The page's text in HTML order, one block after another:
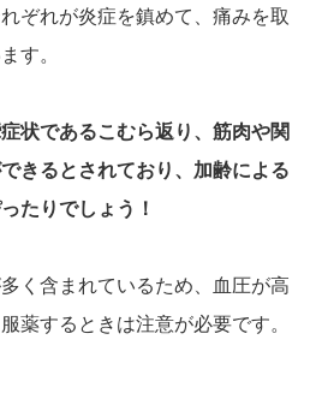
ぞれが炎症を鎮めて、痛みを取
す。
状であるこむら返り、筋肉や関
きるとされており、加齢による
たりでしょう！
く含まれているため、血圧が高
薬するときは注意が必要です。